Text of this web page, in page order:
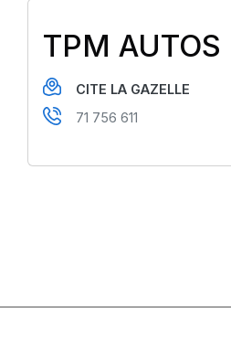
TPM AUTOS
CITE LA GAZELLE
71 756 611